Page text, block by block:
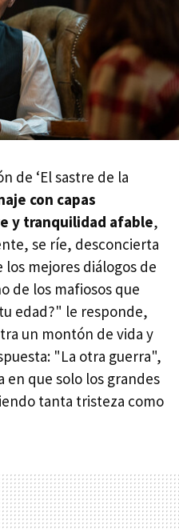
de ‘El sastre de la
con capas
y tranquilidad afable,
se ríe, desconcierta
mejores diálogos de
de los mafiosos que
edad?" le responde,
un montón de vida y
"La otra guerra",
en que solo los grandes
tanta tristeza como